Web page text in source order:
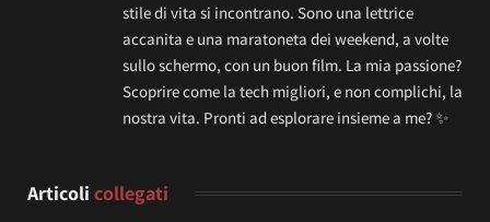
stile di vita si incontrano. Sono una lettrice
accanita e una maratoneta dei weekend, a volte
sullo schermo, con un buon film. La mia passione?
Scoprire come la tech migliori, e non complichi, la
nostra vita. Pronti ad esplorare insieme a me? ✨
Articoli collegati